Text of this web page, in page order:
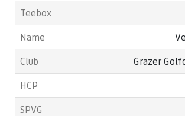
Grazer